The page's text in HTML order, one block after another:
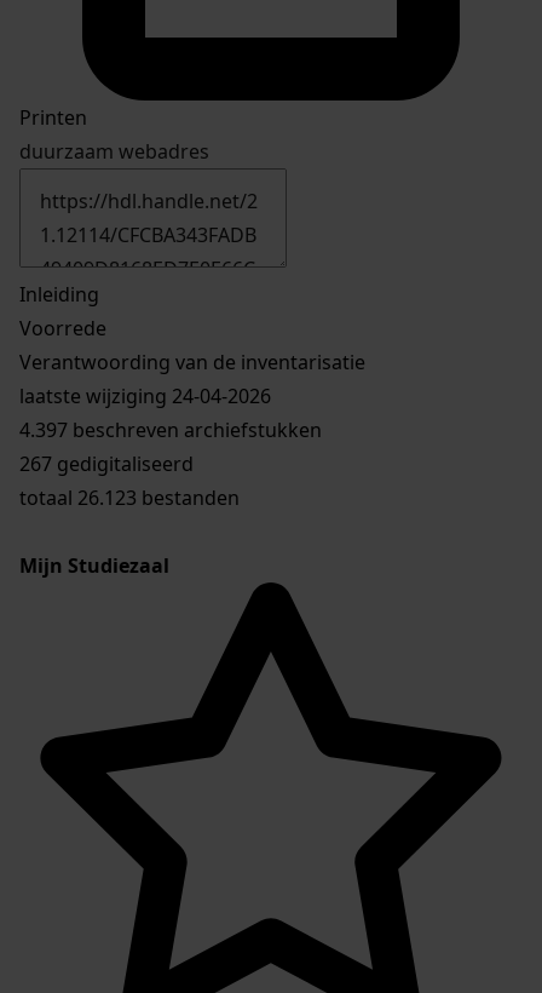
Printen
duurzaam webadres
Inleiding
Voorrede
Verantwoording van de inventarisatie
laatste wijziging 24-04-2026
4.397 beschreven archiefstukken
267 gedigitaliseerd
totaal 26.123 bestanden
Mijn Studiezaal